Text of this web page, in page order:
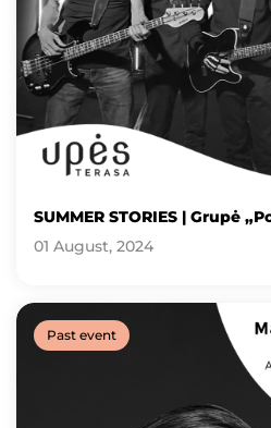
SUMMER STORIES | Grupė
01 August, 2024
Past event